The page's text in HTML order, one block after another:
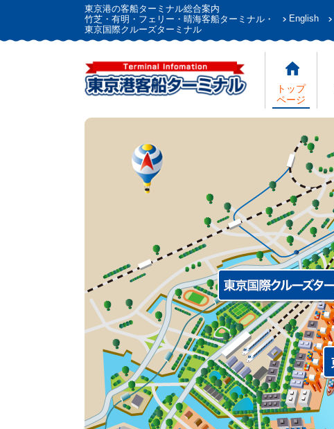
東京港の客船ターミナル総合案内
竹芝・有明・フェリー・晴海客船ターミナル・
東京国際クルーズターミナル
English
トップ
ページ